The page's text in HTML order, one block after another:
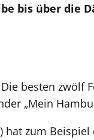
bis über die
besten zwölf
„Mein
hat zum